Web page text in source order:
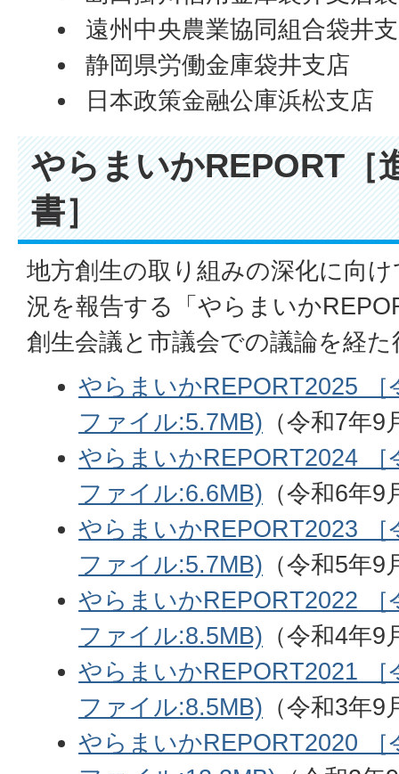
遠州中央農業協同組合袋井
静岡県労働金庫袋井支店
日本政策金融公庫浜松支店
やらまいかREPORT［
書］
地方創生の取り組みの深化に向
況を報告する「やらまいか
創生会議と市議会での議論を経
やらまいかREPORT2025 ［
ファイル:5.7MB) （令和7年9
やらまいかREPORT2024 ［
ファイル:6.6MB) （令和6年9
やらまいかREPORT2023 ［
ファイル:5.7MB) （令和5年9
やらまいかREPORT2022 ［
ファイル:8.5MB) （令和4年9
やらまいかREPORT2021 ［
ファイル:8.5MB) （令和3年9
やらまいかREPORT2020 ［